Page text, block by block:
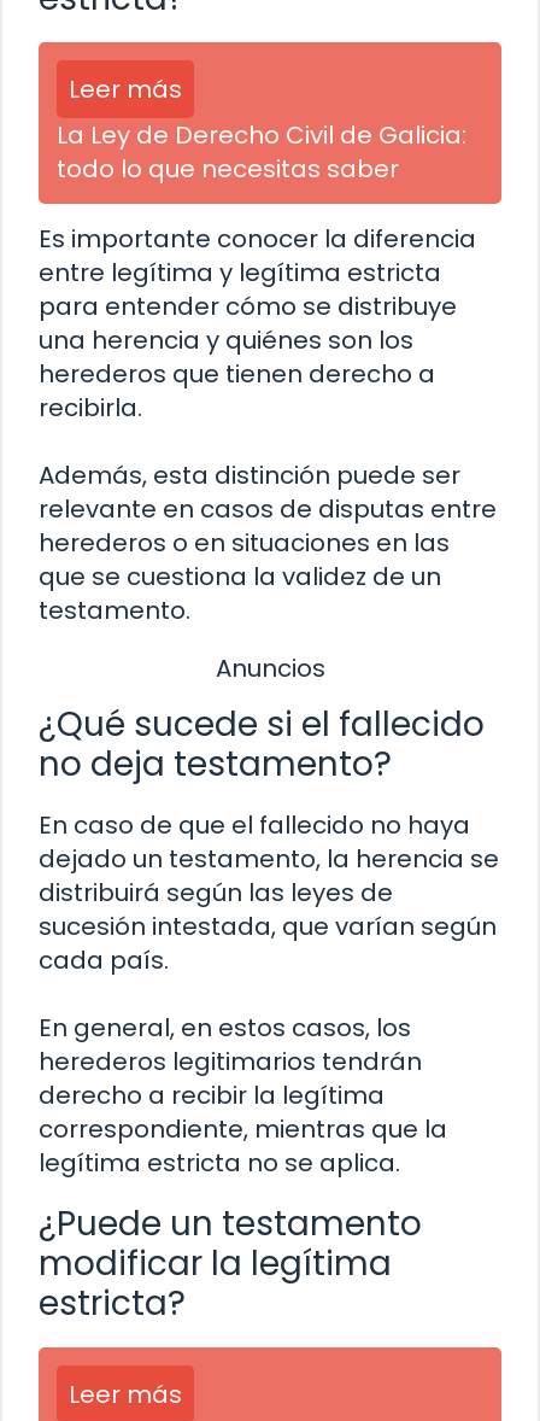
Leer más
La Ley de Derecho Civil de Galicia:
todo lo que necesitas saber
Es importante conocer la diferencia
entre legítima y legítima estricta
para entender cómo se distribuye
una herencia y quiénes son los
herederos que tienen derecho a
recibirla.
Además, esta distinción puede ser
relevante en casos de disputas entre
herederos o en situaciones en las
que se cuestiona la validez de un
testamento.
Anuncios
¿Qué sucede si el fallecido
no deja testamento?
En caso de que el fallecido no haya
dejado un testamento, la herencia se
distribuirá según las leyes de
sucesión intestada, que varían según
cada país.
En general, en estos casos, los
herederos legitimarios tendrán
derecho a recibir la legítima
correspondiente, mientras que la
legítima estricta no se aplica.
¿Puede un testamento
modificar la legítima
estricta?
Leer más